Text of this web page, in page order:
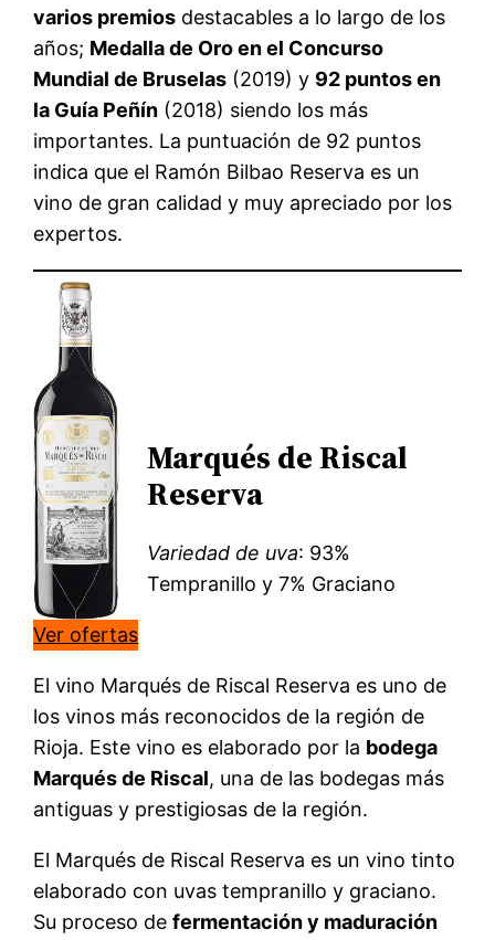
varios premios destacables a lo largo de los
años; Medalla de Oro en el Concurso
Mundial de Bruselas (2019) y 92 puntos en
la Guía Peñín (2018) siendo los más
importantes. La puntuación de 92 puntos
indica que el Ramón Bilbao Reserva es un
vino de gran calidad y muy apreciado por los
expertos.
Marqués de Riscal
Reserva
Variedad de uva: 93%
Tempranillo y 7% Graciano
Ver ofertas
El vino Marqués de Riscal Reserva es uno de
los vinos más reconocidos de la región de
Rioja. Este vino es elaborado por la bodega
Marqués de Riscal, una de las bodegas más
antiguas y prestigiosas de la región.
El Marqués de Riscal Reserva es un vino tinto
elaborado con uvas tempranillo y graciano.
Su proceso defermentación y maduración